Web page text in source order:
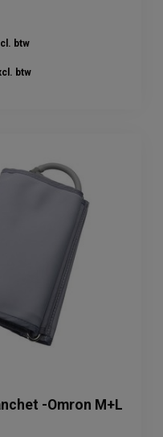
btw
btw
-Omron M+L